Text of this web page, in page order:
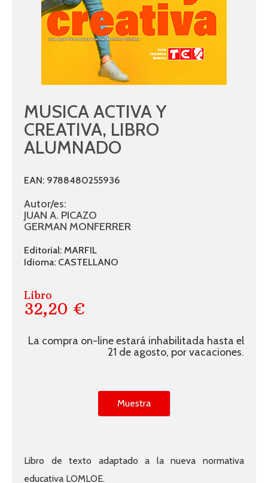
MUSICA ACTIVA Y
CREATIVA, LIBRO
ALUMNADO
EAN: 9788480255936
Autor/es:
JUAN A. PICAZO
GERMAN MONFERRER
Editorial: MARFIL
Idioma: CASTELLANO
Libro
32,20 €
La compra on-line estará inhabilitada hasta el
21 de agosto, por vacaciones.
Muestra
Libro de texto adaptado a la nueva normativa
educativa LOMLOE.